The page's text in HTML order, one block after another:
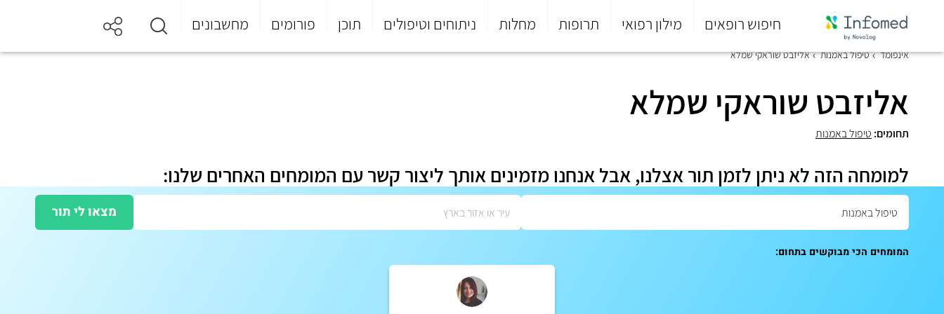
חיפוש רופאים מילון רפואי תרופות מחלות ניתוחים וטיפולים תוכן פורומים מחשבונים
סוף
אינפומד טיפול באמנות אליזבט שוראקי שמלא
אליזבט שוראקי שמלא
תחומים: טיפול באמנות
למומחה הזה לא ניתן לזמן תור אצלנו, אבל אנחנו מזמינים אותך ליצור קשר עם המומחים האחרים שלנו:
מצאו לי תור
המומחים הכי מבוקשים בתחום: